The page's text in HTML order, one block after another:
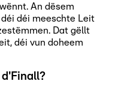
An dësem
déi meeschte Leit
Dat gëllt
déi vun doheem